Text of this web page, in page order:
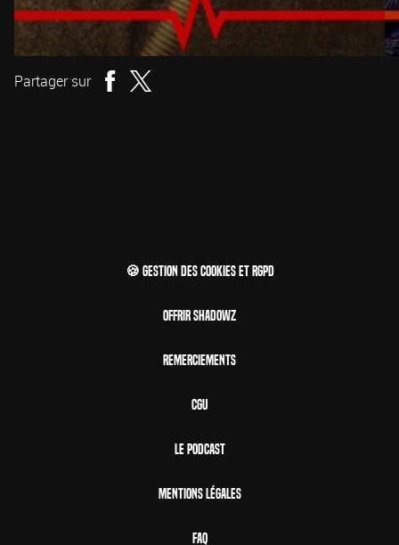
Partager sur
🍪 Gestion des cookies et RGPD
Offrir Shadowz
Remerciements
CGU
Le Podcast
Mentions Légales
FAQ